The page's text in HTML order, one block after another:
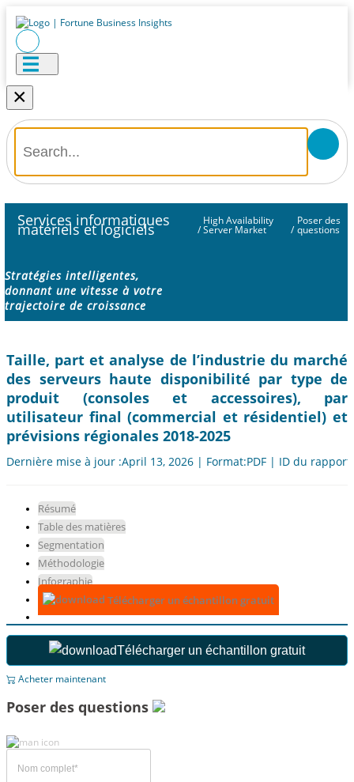
×
Services informatiques
matériels et logiciels /
High Availability
Server Market /
Poser des
questions
Stratégies intelligentes,
donnant une vitesse à votre
trajectoire de croissance
Taille, part et analyse de l’industrie du marché
des serveurs haute disponibilité par type de
produit (consoles et accessoires), par
utilisateur final (commercial et résidentiel) et
prévisions régionales 2018-2025
Dernière mise à jour :April 13, 2026 | Format:PDF | ID du
Résumé
Table des matières
Segmentation
Méthodologie
Infographie
Télécharger un échantillon gratuit
Télécharger un échantillon gratuit
Acheter maintenant
Poser des questions